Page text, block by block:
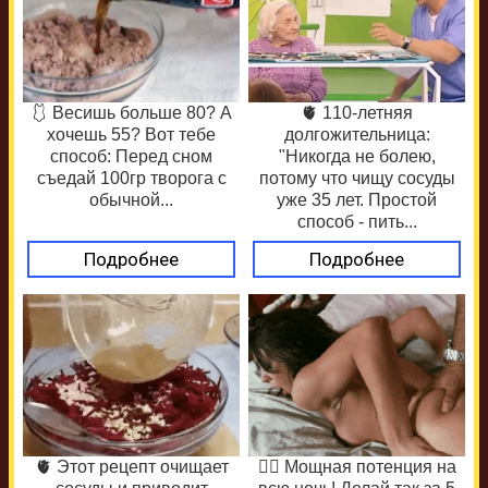
🩱 Весишь больше 80? А
хочешь 55? Вот тебе
способ: Перед сном
съедай 100гр творога с
обычной...
Подробнее
🫀 110-летняя
долгожительница:
"Никогда не болею,
потому что чищу сосуды
уже 35 лет. Простой
способ - пить...
Подробнее
🫀 Этот рецепт очищает
❤️‍🔥 Мощная потенция на